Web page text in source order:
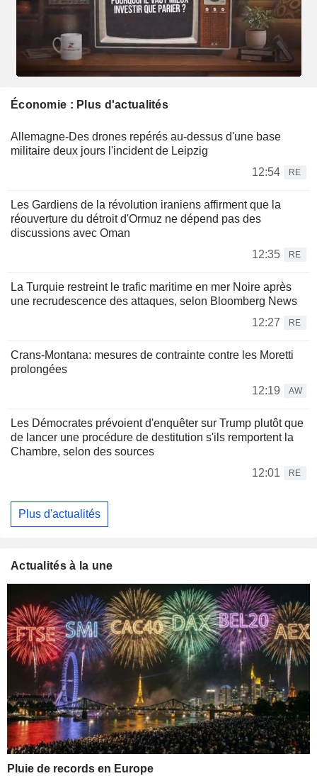
Économie : Plus d'actualités
Allemagne-Des drones repérés au-dessus d'une base
militaire deux jours l'incident de Leipzig
12:54
RE
Les Gardiens de la révolution iraniens affirment que la
réouverture du détroit d'Ormuz ne dépend pas des
discussions avec Oman
12:35
RE
La Turquie restreint le trafic maritime en mer Noire après
une recrudescence des attaques, selon Bloomberg News
12:27
RE
Crans-Montana: mesures de contrainte contre les Moretti
prolongées
12:19
AW
Les Démocrates prévoient d'enquêter sur Trump plutôt que
de lancer une procédure de destitution s'ils remportent la
Chambre, selon des sources
12:01
RE
Plus d'actualités
Actualités à la une
Pluie de records en Europe